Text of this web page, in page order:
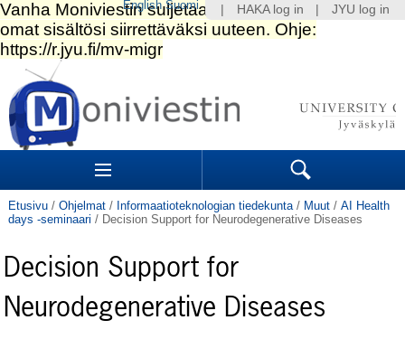
Siirry
sisältöön.
|
Siirry
navigointiin
Sections Search
Etusivu / Ohjelmat / Informaatioteknologian tiedekunta / Muut / AI Health
days -se­mi­naa­ri / Decision Support for Neurodegenerative Diseases
Decision Support for
Neurodegenerative Diseases
HAKA log in JYU log in
English Suomi